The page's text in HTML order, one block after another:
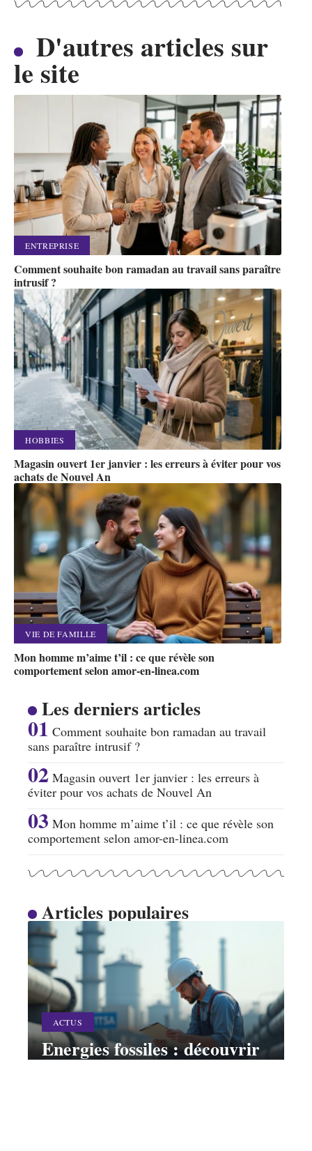
D'autres articles sur
le site
ENTREPRISE
Comment souhaite bon ramadan au travail sans paraître
intrusif ?
HOBBIES
Magasin ouvert 1er janvier : les erreurs à éviter pour vos
achats de Nouvel An
VIE DE FAMILLE
Mon homme m’aime t’il : ce que révèle son
comportement selon amor-en-linea.com
Les derniers articles
Comment souhaite bon ramadan au travail
sans paraître intrusif ?
Magasin ouvert 1er janvier : les erreurs à
éviter pour vos achats de Nouvel An
Mon homme m’aime t’il : ce que révèle son
comportement selon amor-en-linea.com
Articles populaires
ACTUS
Energies fossiles : découvrir
les 7 principales ressources